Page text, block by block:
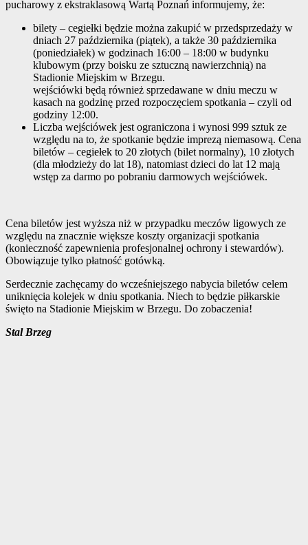
pucharowy z ekstraklasową Wartą Poznań informujemy, że:
bilety – cegiełki będzie można zakupić w przedsprzedaży w
dniach 27 października (piątek), a także 30 października
(poniedziałek) w godzinach 16:00 – 18:00 w budynku
klubowym (przy boisku ze sztuczną nawierzchnią) na
Stadionie Miejskim w Brzegu.
wejściówki będą również sprzedawane w dniu meczu w
kasach na godzinę przed rozpoczęciem spotkania – czyli od
godziny 12:00.
Liczba wejściówek jest ograniczona i wynosi 999 sztuk ze
względu na to, że spotkanie będzie imprezą niemasową. Cena
biletów – cegiełek to 20 złotych (bilet normalny), 10 złotych
(dla młodzieży do lat 18), natomiast dzieci do lat 12 mają
wstęp za darmo po pobraniu darmowych wejściówek.
Cena biletów jest wyższa niż w przypadku meczów ligowych ze
względu na znacznie większe koszty organizacji spotkania
(konieczność zapewnienia profesjonalnej ochrony i stewardów).
Obowiązuje tylko płatność gotówką.
Serdecznie zachęcamy do wcześniejszego nabycia biletów celem
uniknięcia kolejek w dniu spotkania. Niech to będzie piłkarskie
święto na Stadionie Miejskim w Brzegu. Do zobaczenia!
Stal Brzeg